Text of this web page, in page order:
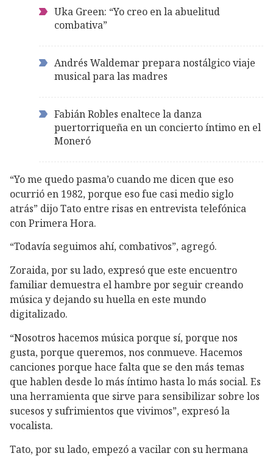
Uka Green: “Yo creo en la abuelitud
combativa”
Andrés Waldemar prepara nostálgico viaje
musical para las madres
Fabián Robles enaltece la danza
puertorriqueña en un concierto íntimo en el
Moneró
“Yo me quedo pasma’o cuando me dicen que eso
ocurrió en 1982, porque eso fue casi medio siglo
atrás” dijo Tato entre risas en entrevista telefónica
con Primera Hora.
“Todavía seguimos ahí, combativos”, agregó.
Zoraida, por su lado, expresó que este encuentro
familiar demuestra el hambre por seguir creando
música y dejando su huella en este mundo
digitalizado.
“Nosotros hacemos música porque sí, porque nos
gusta, porque queremos, nos conmueve. Hacemos
canciones porque hace falta que se den más temas
que hablen desde lo más íntimo hasta lo más social. Es
una herramienta que sirve para sensibilizar sobre los
sucesos y sufrimientos que vivimos”, expresó la
vocalista.
Tato, por su lado, empezó a vacilar con su hermana